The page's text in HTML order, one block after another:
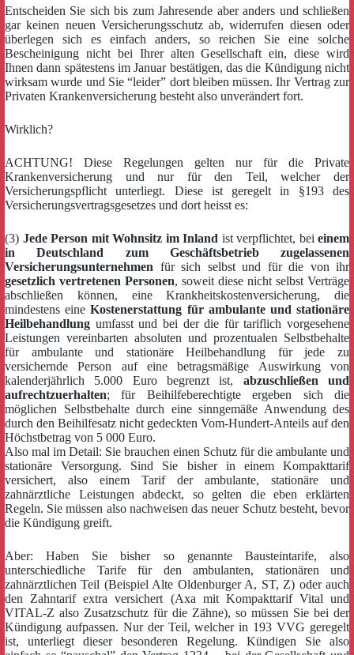
Entscheiden Sie sich bis zum Jahresende aber anders und schließen
gar keinen neuen Versicherungsschutz ab, widerrufen diesen oder
überlegen sich es einfach anders, so reichen Sie eine solche
Bescheinigung nicht bei Ihrer alten Gesellschaft ein, diese wird
Ihnen dann spätestens im Januar bestätigen, das die Kündigung nicht
wirksam wurde und Sie “leider” dort bleiben müssen. Ihr Vertrag zur
Privaten Krankenversicherung besteht also unverändert fort.
Wirklich?
ACHTUNG! Diese Regelungen gelten nur für die Private
Krankenversicherung und nur für den Teil, welcher der
Versicherungspflicht unterliegt. Diese ist geregelt in §193 des
Versicherungsvertragsgesetzes und dort heisst es:
(3) Jede Person mit Wohnsitz im Inland ist verpflichtet, bei einem
in Deutschland zum Geschäftsbetrieb zugelassenen
Versicherungsunternehmen für sich selbst und für die von ihr
gesetzlich vertretenen Personen, soweit diese nicht selbst Verträge
abschließen können, eine Krankheitskostenversicherung, die
mindestens eineKostenerstattung für ambulante und stationäre
Heilbehandlung umfasst und bei der die für tariflich vorgesehene
Leistungen vereinbarten absoluten und prozentualen Selbstbehalte
für ambulante und stationäre Heilbehandlung für jede zu
versichernde Person auf eine betragsmäßige Auswirkung von
kalenderjährlich 5.000 Euro begrenzt ist, abzuschließen und
aufrechtzuerhalten; für Beihilfeberechtigte ergeben sich die
möglichen Selbstbehalte durch eine sinngemäße Anwendung des
durch den Beihilfesatz nicht gedeckten Vom-Hundert-Anteils auf den
Höchstbetrag von 5 000 Euro.
Also mal im Detail: Sie brauchen einen Schutz für die ambulante und
stationäre Versorgung. Sind Sie bisher in einem Kompakttarif
versichert, also einem Tarif der ambulante, stationäre und
zahnärztliche Leistungen abdeckt, so gelten die eben erklärten
Regeln. Sie müssen also nachweisen das neuer Schutz besteht, bevor
die Kündigung greift.
Aber: Haben Sie bisher so genannte Bausteintarife, also
unterschiedliche Tarife für den ambulanten, stationären und
zahnärztlichen Teil (Beispiel Alte Oldenburger A, ST, Z) oder auch
den Zahntarif extra versichert (Axa mit Kompakttarif Vital und
VITAL-Z also Zusatzschutz für die Zähne), so müssen Sie bei der
Kündigung aufpassen. Nur der Teil, welcher in 193 VVG geregelt
ist, unterliegt dieser besonderen Regelung. Kündigen Sie also